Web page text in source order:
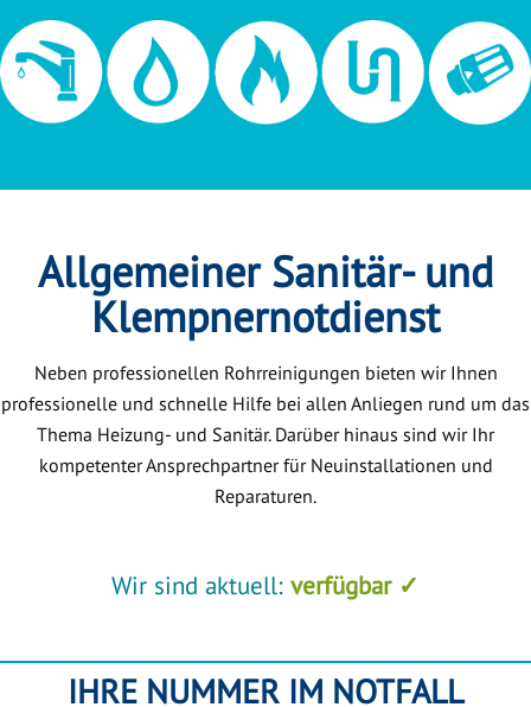
Allgemeiner Sanitär- und
Klempnernotdienst
Neben professionellen Rohrreinigungen bieten wir Ihnen
professionelle und schnelle Hilfe bei allen Anliegen rund um das
Thema Heizung- und Sanitär. Darüber hinaus sind wir Ihr
kompetenter Ansprechpartner für Neuinstallationen und
Reparaturen.
Wir sind aktuell: verfügbar ✓
IHRE NUMMER IM NOTFALL